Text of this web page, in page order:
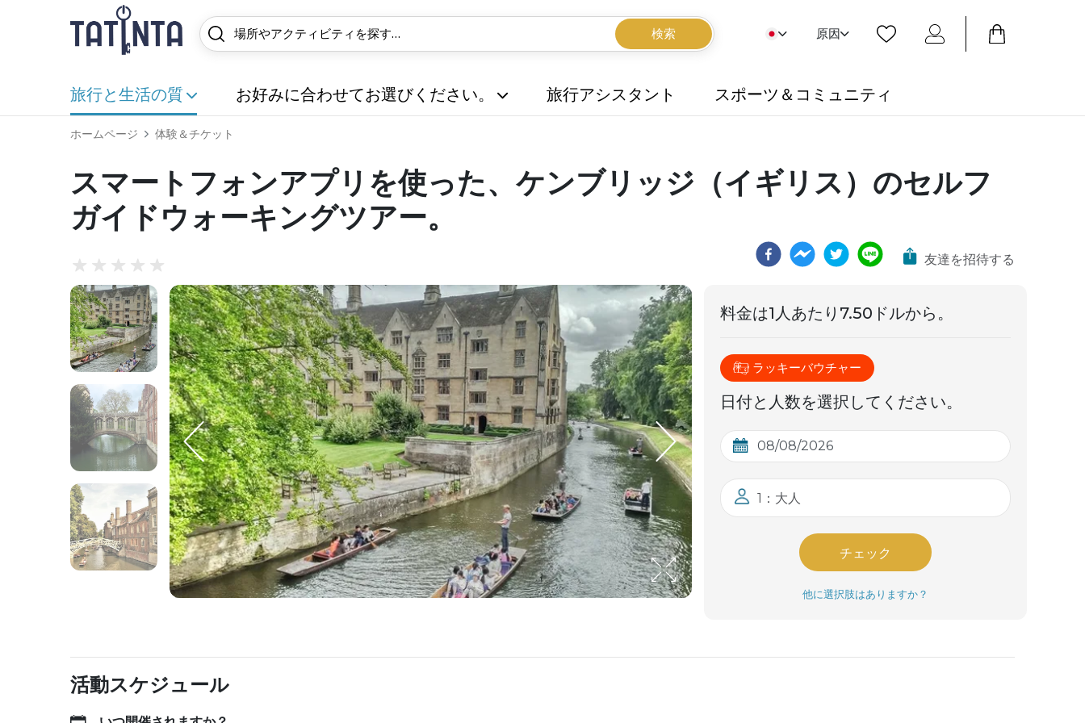
検索 原因
旅行と生活の質 お好みに合わせてお選びください。 旅行アシスタント スポーツ＆コミュニティ
ホームページ 体験＆チケット
スマートフォンアプリを使った、ケンブリッジ（イギリス）のセルフ
ガイドウォーキングツアー。
友達を招待する
料金は1人あたり7.50ドルから。
ラッキーバウチャー
日付と人数を選択してください。
1：大人
チェック
他に選択肢はありますか？
活動スケジュール